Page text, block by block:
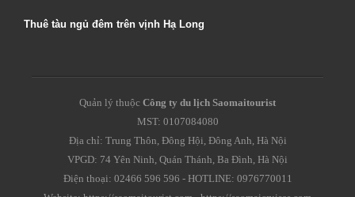
Thuê tàu ngủ đêm trên vịnh Hạ Long
Quản lý thuộc Công ty du lịch Saomaitourist
MST: 0107084080
Địa chỉ: Trung Thôn, Đông Hội, Đông Anh, Hà Nội
VPGD: 74 Yên Ninh, Quán Thánh, Ba Đình, Hà Nội
Điện thoại: 02466 596 596 - HOTLINE: 0976770011